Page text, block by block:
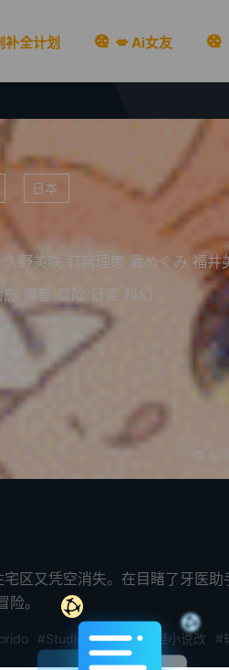
补全计划 💋 Ai女友
日本
久野美咲 钉宫理恵 潘めぐみ 福井
青春 冒险 日常 科幻
区又凭空消失。在目睹了牙医
。
#Studio_Colorido #轻小说改 #